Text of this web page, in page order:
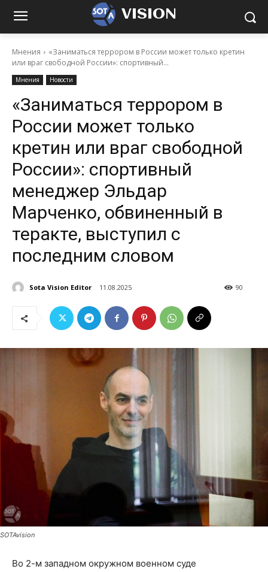
VISION
Мнения
«Заниматься террором в России может только кретин
или враг свободной России»: спортивный...
Мнения Новости
«Заниматься террором в
России может только
кретин или враг свободной
России»: спортивный
менеджер Эльдар
Марченко, обвиненный в
теракте, выступил с
последним словом
Sota Vision Editor 11.08.2025 90
SOTAvision
Во 2-м западном окружном военном суде